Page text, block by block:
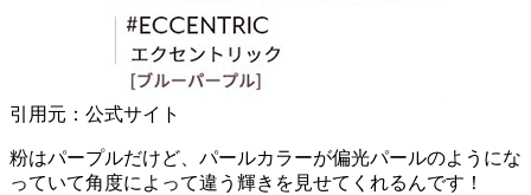
引用元：公式サイト
粉はパープルだけど、パールカラーが偏光パールのようにな
っていて角度によって違う輝きを見せてくれるんです！